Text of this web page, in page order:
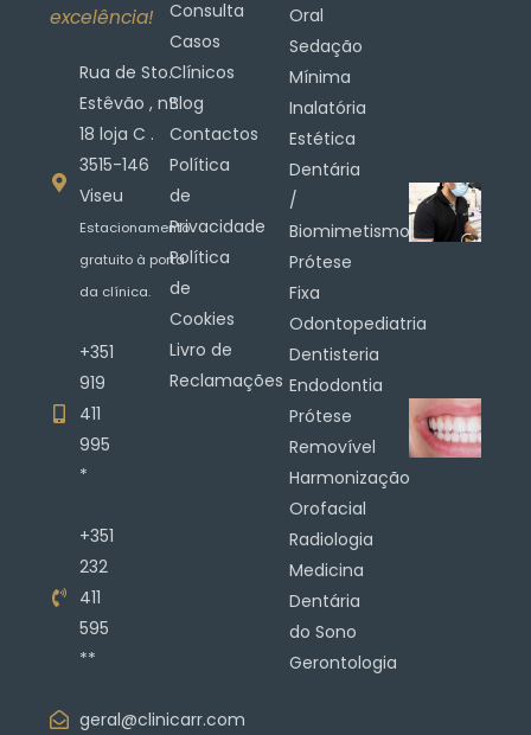
excelência!
Rua de Sto.
Estêvão , nº.
18 loja C .
3515-146
Viseu
Estacionamento
gratuito à porta
da clínica.
+351
919
411
995
*
+351
232
411
595
**
geral@clinicarr.com
Consulta
Casos
Clínicos
Blog
Contactos
Política
de
Privacidade
Política
de
Cookies
Livro de
Reclamações
Oral
Sedação
Mínima
Inalatória
Estética
Dentária
/
Biomimetismo
Prótese
Fixa
Odontopediatria
Dentisteria
Endodontia
Prótese
Removível
Harmonização
Orofacial
Radiologia
Medicina
Dentária
do Sono
Gerontologia